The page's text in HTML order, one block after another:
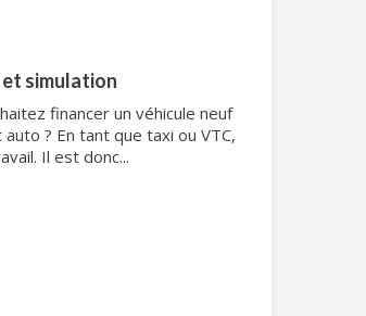
simulation
financer un véhicule neuf
? En tant que taxi ou VTC,
Il est donc...